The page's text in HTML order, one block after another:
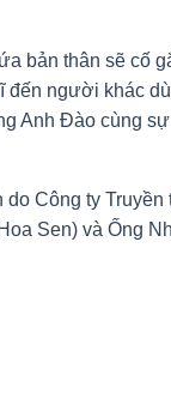
bản thân sẽ cố
người khác
Anh Đào cùng
Công ty
Sen) và Ống